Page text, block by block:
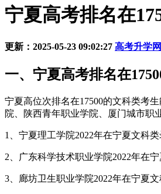
宁夏高考排名在
更新：2025-05-23 09:02:27 高考升学网
一、宁夏高考排名在
宁夏高位次排名在17500的文科类考
院、陕西青年职业学院、厦门城市职
1、宁夏理工学院2022年在宁夏文科
2、广东科学技术职业学院2022年在
3、廊坊卫生职业学院2022年在宁夏